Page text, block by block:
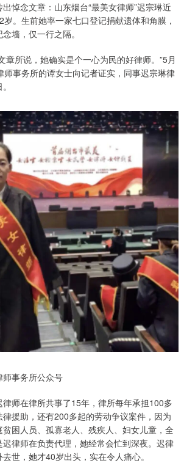
念文章：山东烟台“最美女律师”迟宗琳近
。生前她率一家七口登记捐献遗体和角膜，
墙，仅一行之隔。
所说，她确实是个一心为民的好律师。”5月
师事务所的谭女士向记者证实，同事迟宗琳律
事务所公众号
师在律所共事了15年，律所每年承担100多
援助，还有200多起的劳动争议案件，因为
困人员、孤寡老人、残疾人、妇女儿童，全
律师在负责代理，她经常会忙到深夜。迟律
世，她才40岁出头，实在令人痛心。